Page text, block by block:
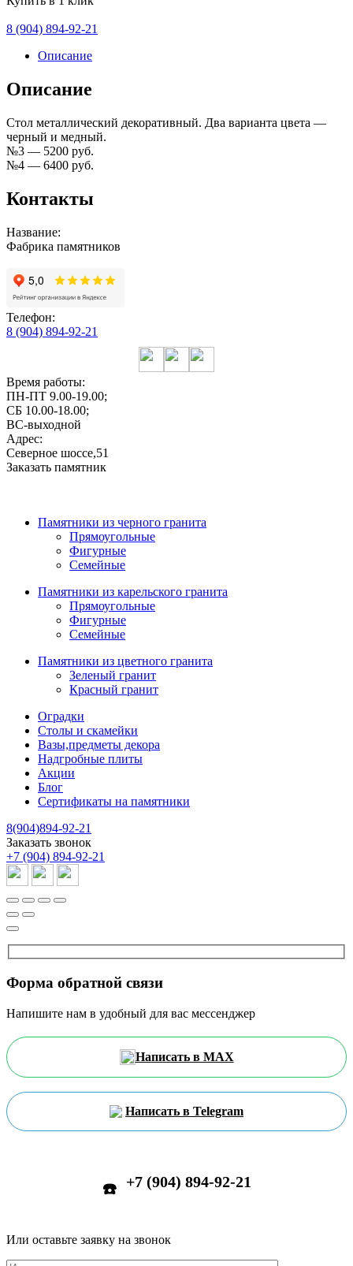
8 (904) 894-92-21
Описание
Описание
Стол металлический декоративный. Два варианта цвета —
черный и медный.
№3 — 5200 руб.
№4 — 6400 руб.
Контакты
Название:
Фабрика памятников
Телефон:
8 (904) 894-92-21
Время работы:
ПН-ПТ 9.00-19.00;
СБ 10.00-18.00;
ВС-выходной
Адрес:
Северное шоссе,51
Заказать памятник
Памятники из черного гранита
Прямоугольные
Фигурные
Семейные
Памятники из карельского гранита
Прямоугольные
Фигурные
Семейные
Памятники из цветного гранита
Зеленый гранит
Красный гранит
Оградки
Столы и скамейки
Вазы,предметы декора
Надгробные плиты
Акции
Блог
Сертификаты на памятники
8(904)894-92-21
Заказать звонок
+7 (904) 894-92-21
Форма обратной связи
Напишите нам в удобный для вас мессенджер
Написать в MAX
Написать в Telegram
☎️ +7 (904) 894-92-21
Или оставьте заявку на звонок